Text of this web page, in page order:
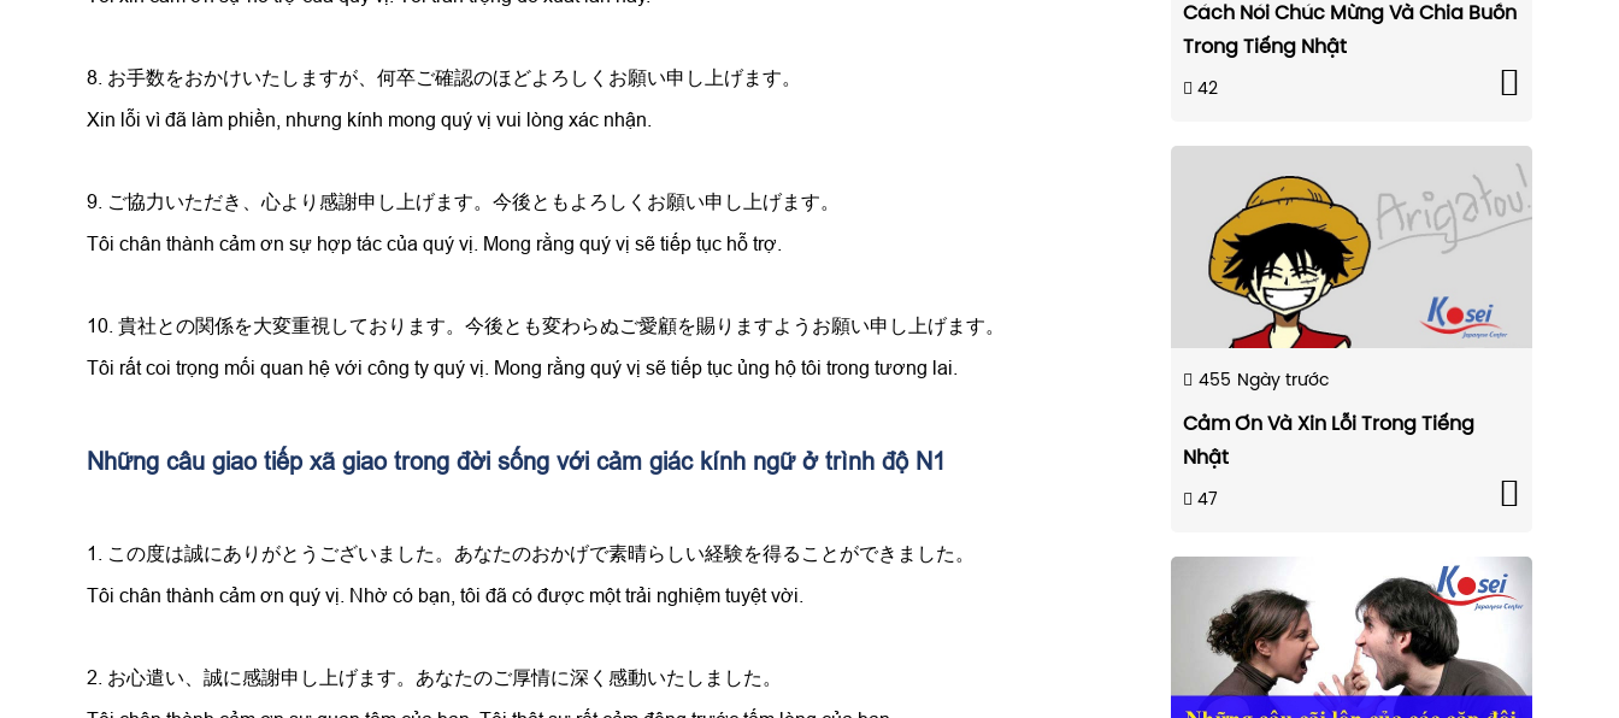
8. お手数をおかけいたしますが、何卒ご確認のほどよろしくお願い申し上げます。
Xin lỗi vì đã làm phiền, nhưng kính mong quý vị vui lòng xác nhận.
9. ご協力いただき、心より感謝申し上げます。今後ともよろしくお願い申し上げます。
Tôi chân thành cảm ơn sự hợp tác của quý vị. Mong rằng quý vị sẽ tiếp tục hỗ trợ.
10. 貴社との関係を大変重視しております。今後とも変わらぬご愛顧を賜りますようお願い申し上げます。
Tôi rất coi trọng mối quan hệ với công ty quý vị. Mong rằng quý vị sẽ tiếp tục ủng hộ tôi trong tương lai.
Những câu giao tiếp xã giao trong đời sống với cảm giác kính ngữ ở trình độ N1
1. この度は誠にありがとうございました。あなたのおかげで素晴らしい経験を得ることができました。
Tôi chân thành cảm ơn quý vị. Nhờ có bạn, tôi đã có được một trải nghiệm tuyệt vời.
2. お心遣い、誠に感謝申し上げます。あなたのご厚情に深く感動いたしました。
Cách Nói Chúc Mừng Và Chia Buồn
Trong Tiếng Nhật
42
455 Ngày trước
Cảm Ơn Và Xin Lỗi Trong Tiếng
Nhật
47